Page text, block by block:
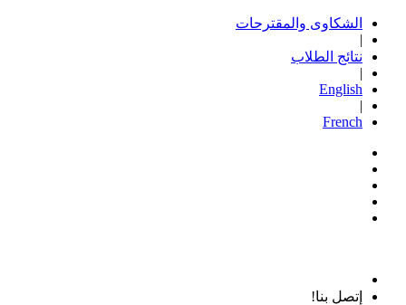
الشكاوى والمقترحات
|
نتائج الطلاب
|
English
|
French
إتصل بنا!